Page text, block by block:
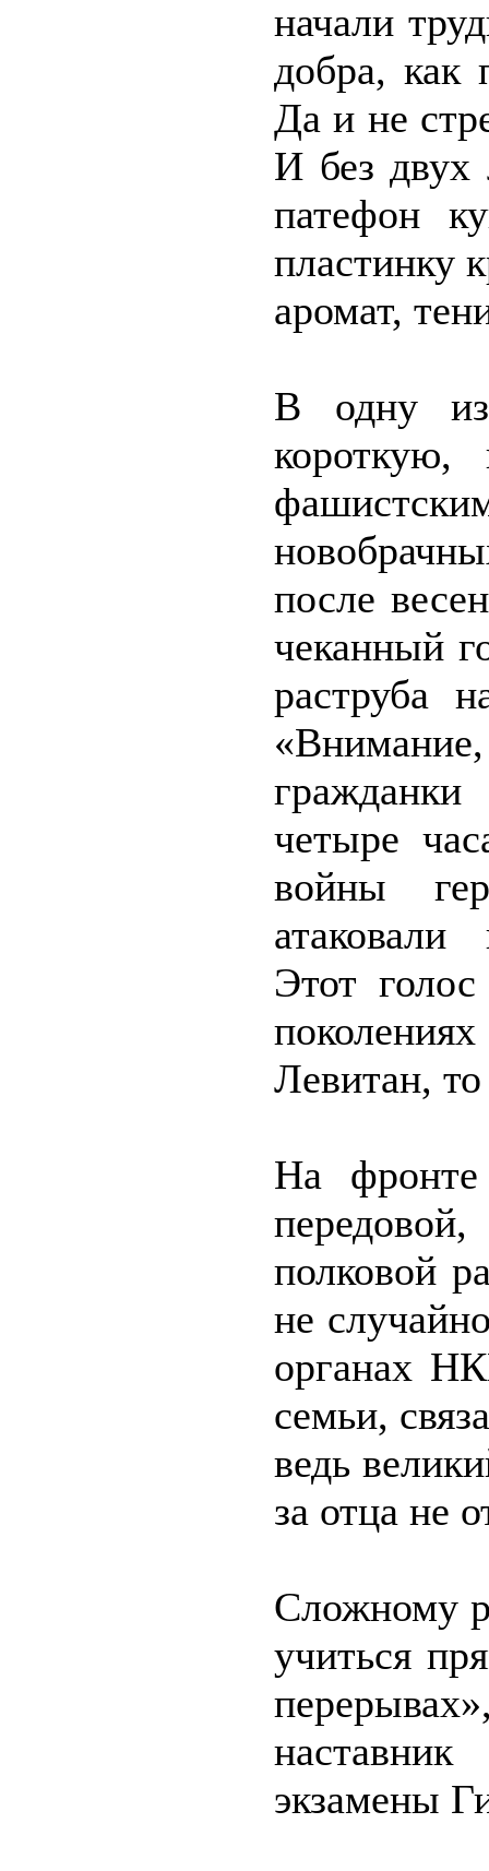
начали
добра, как
Да и не
И без
патефон
пластинку
аромат,
В одну
короткую,
после
чеканный
раструба
четыре
войны
Этот
Левитан,
На
полковой
не
органах
семьи,
ведь
за отца не
Сложному
учиться
экзамены